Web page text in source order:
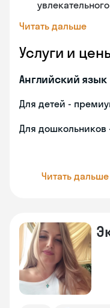
Читать дальше
Услуги и
Английский язык
Для детей -
Для
Читать дальше